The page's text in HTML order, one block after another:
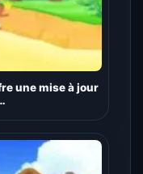
une mise à jour